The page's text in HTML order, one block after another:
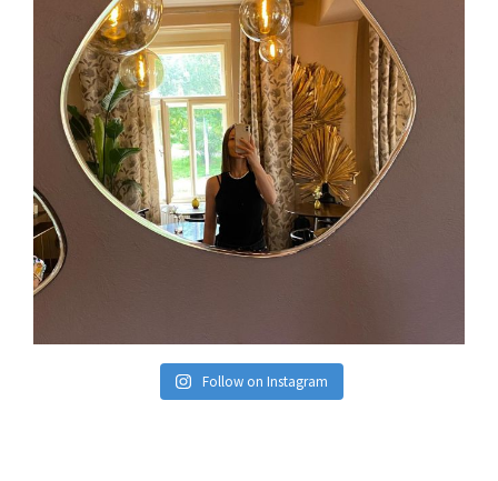
Follow on Instagram